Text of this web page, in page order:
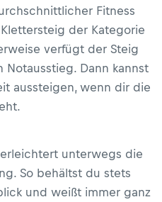
Fitness
der Kategorie
verfügt der Steig
Notausstieg. Dann kannst
aussteigen, wenn dir die
erleichtert unterwegs die
So behältst du stets
und weißt immer ganz